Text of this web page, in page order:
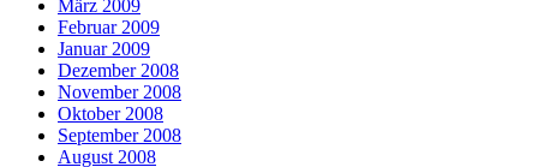
März 2009
Februar 2009
Januar 2009
Dezember 2008
November 2008
Oktober 2008
September 2008
August 2008